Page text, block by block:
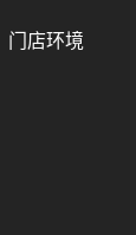
门店环境